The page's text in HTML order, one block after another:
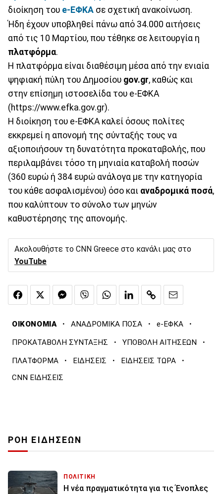
διοίκηση του e-ΕΦΚΑ σε σχετική ανακοίνωση.
Ήδη έχουν υποβληθεί πάνω από 34.000 αιτήσεις
από τις 10 Μαρτίου, που τέθηκε σε λειτουργία η
πλατφόρμα.
Η πλατφόρμα είναι διαθέσιμη μέσα από την ενιαία
ψηφιακή πύλη του Δημοσίου gov.gr, καθώς και
στην επίσημη ιστοσελίδα του e-ΕΦΚΑ
(https://www.efka.gov.gr).
Η διοίκηση του e-ΕΦΚΑ καλεί όσους πολίτες
εκκρεμεί η απονομή της σύνταξής τους να
αξιοποιήσουν τη δυνατότητα προκαταβολής, που
περιλαμβάνει τόσο τη μηνιαία καταβολή ποσών
(360 ευρώ ή 384 ευρώ ανάλογα με την κατηγορία
του κάθε ασφαλισμένου) όσο και αναδρομικά ποσά,
που καλύπτουν το σύνολο των μηνών
καθυστέρησης της απονομής.
Ακολουθήστε το CNN Greece στο κανάλι μας στο
YouTube
ΟΙΚΟΝΟΜΙΑ · ΑΝΑΔΡΟΜΙΚΑ ΠΟΣΑ · e-ΕΦΚΑ ·
ΠΡΟΚΑΤΑΒΟΛΗ ΣΥΝΤΑΞΗΣ · ΥΠΟΒΟΛΗ ΑΙΤΗΣΕΩΝ ·
ΠΛΑΤΦΟΡΜΑ · ΕΙΔΗΣΕΙΣ · ΕΙΔΗΣΕΙΣ ΤΩΡΑ ·
CNN ΕΙΔΗΣΕΙΣ
ΡΟΗ ΕΙΔΗΣΕΩΝ
ΠΟΛΙΤΙΚΗ
Η νέα πραγματικότητα για τις Ένοπλες